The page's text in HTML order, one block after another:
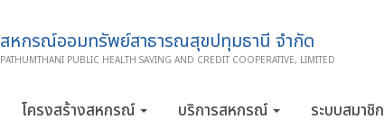
สหกรณ์ออมทรัพย์สาธารณสุขปทุมธานี จำกัด
PATHUMTHANI PUBLIC HEALTH SAVING AND CREDIT COOPERATIVE, LIMITED
โครงสร้างสหกรณ์ บริการสหกรณ์ ระบบสมาชิก